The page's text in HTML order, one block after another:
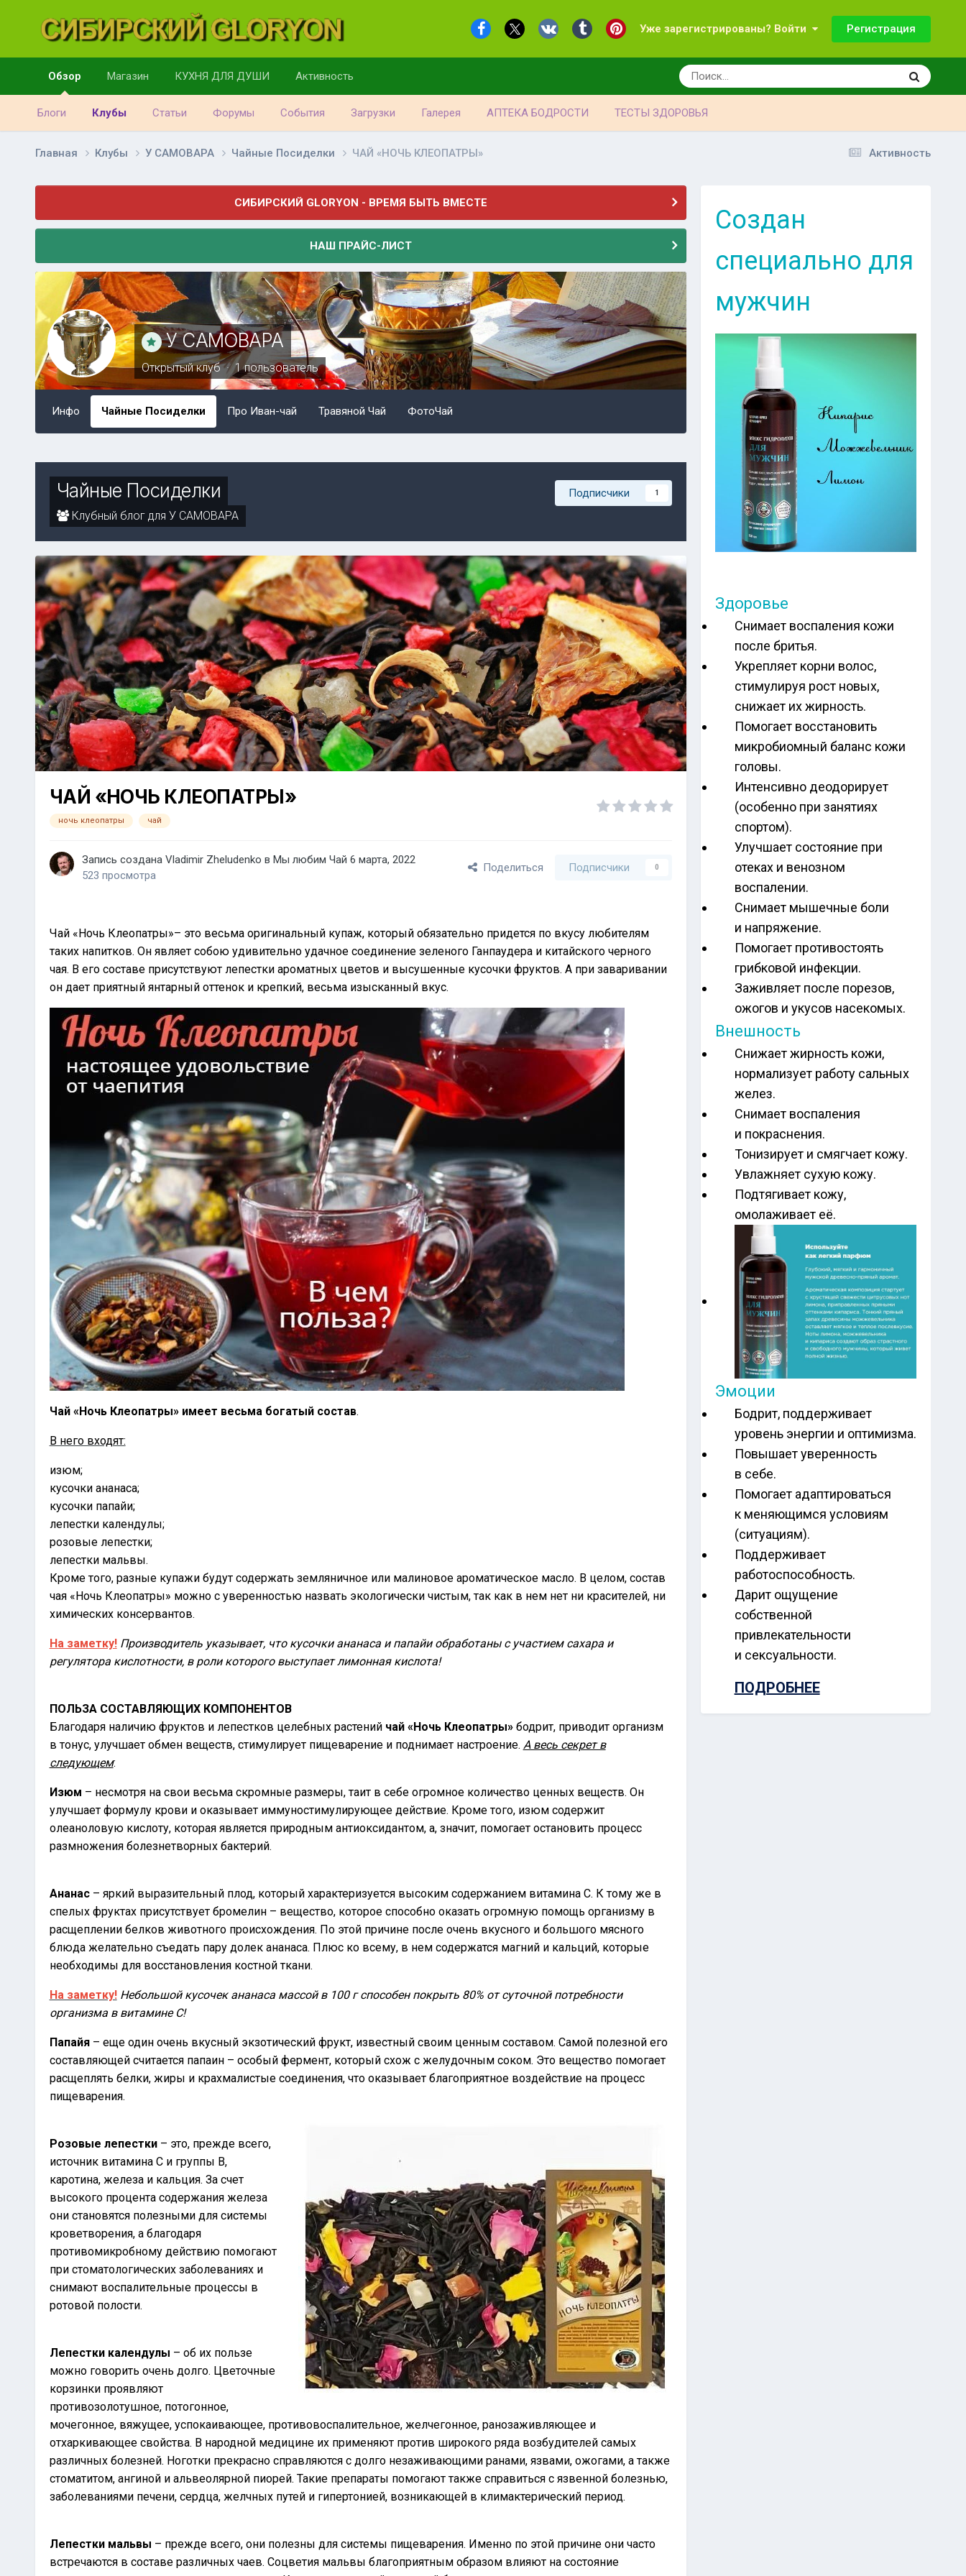
Уже зарегистрированы? Войти Регистрация
Обзор
Блоги Клубы Статьи Форумы События Загрузки Галерея АПТЕКА БОДРОСТИ ТЕСТЫ ЗДОРОВЬЯ
Магазин КУХНЯ ДЛЯ ДУШИ Активность
Активность
Главная Клубы У САМОВАРА Чайные Посиделки ЧАЙ «НОЧЬ КЛЕОПАТРЫ»
СИБИРСКИЙ GLORYON - ВРЕМЯ БЫТЬ ВМЕСТЕ
НАШ ПРАЙС-ЛИСТ
У САМОВАРА
Открытый клуб · 1 пользователь
Инфо Чайные Посиделки Про Иван-чай Травяной Чай ФотоЧай
Подписчики 1
Чайные Посиделки
Клубный блог для У САМОВАРА
ЧАЙ «НОЧЬ КЛЕОПАТРЫ»
ночь клеопатры чай
Запись создана Vladimir Zheludenko в Мы любим Чай 6 марта, 2022
523 просмотра
Поделиться Подписчики 0
Чай «Ночь Клеопатры»– это весьма оригинальный купаж, который обязательно придется по вкусу любителям
таких напитков. Он являет собою удивительно удачное соединение зеленого Ганпаудера и китайского черного
чая. В его составе присутствуют лепестки ароматных цветов и высушенные кусочки фруктов. А при заваривании
он дает приятный янтарный оттенок и крепкий, весьма изысканный вкус.
Чай «Ночь Клеопатры» имеет весьма богатый состав.
В него входят:
изюм;
кусочки ананаса;
кусочки папайи;
лепестки календулы;
розовые лепестки;
лепестки мальвы.
Кроме того, разные купажи будут содержать земляничное или малиновое ароматическое масло. В целом, состав
чая «Ночь Клеопатры» можно с уверенностью назвать экологически чистым, так как в нем нет ни красителей, ни
химических консервантов.
На заметку! Производитель указывает, что кусочки ананаса и папайи обработаны с участием сахара и
регулятора кислотности, в роли которого выступает лимонная кислота!
ПОЛЬЗА СОСТАВЛЯЮЩИХ КОМПОНЕНТОВ
Благодаря наличию фруктов и лепестков целебных растений чай «Ночь Клеопатры» бодрит, приводит организм
в тонус, улучшает обмен веществ, стимулирует пищеварение и поднимает настроение. А весь секрет в
следующем:
Изюм – несмотря на свои весьма скромные размеры, таит в себе огромное количество ценных веществ. Он
улучшает формулу крови и оказывает иммуностимулирующее действие. Кроме того, изюм содержит
олеаноловую кислоту, которая является природным антиоксидантом, а, значит, помогает остановить процесс
размножения болезнетворных бактерий.
Ананас– яркий выразительный плод, который характеризуется высоким содержанием витамина С. К тому же в
спелых фруктах присутствует бромелин – вещество, которое способно оказать огромную помощь организму в
расщеплении белков животного происхождения. По этой причине после очень вкусного и большого мясного
блюда желательно съедать пару долек ананаса. Плюс ко всему, в нем содержатся магний и кальций, которые
необходимы для восстановления костной ткани.
На заметку! Небольшой кусочек ананаса массой в 100 г способен покрыть 80% от суточной потребности
организма в витамине С!
Папайя– еще один очень вкусный экзотический фрукт, известный своим ценным составом. Самой полезной его
составляющей считается папаин – особый фермент, который схож с желудочным соком. Это вещество помогает
расщеплять белки, жиры и крахмалистые соединения, что оказывает благоприятное воздействие на процесс
пищеварения.
Розовые лепестки– это, прежде всего,
источник витамина С и группы В,
каротина, железа и кальция. За счет
высокого процента содержания железа
они становятся полезными для системы
кроветворения, а благодаря
противомикробному действию помогают
при стоматологических заболеваниях и
снимают воспалительные процессы в
ротовой полости.
Лепестки календулы – об их пользе
можно говорить очень долго. Цветочные
корзинки проявляют
противозолотушное, потогонное,
мочегонное, вяжущее, успокаивающее, противовоспалительное, желчегонное, ранозаживляющее и
отхаркивающее свойства. В народной медицине их применяют против широкого ряда возбудителей самых
различных болезней. Ноготки прекрасно справляются с долго незаживающими ранами, язвами, ожогами, а также
стоматитом, ангиной и альвеолярной пиорей. Такие препараты помогают также справиться с язвенной болезнью,
заболеваниями печени, сердца, желчных путей и гипертонией, возникающей в климактерический период.
Лепестки мальвы – прежде всего, они полезны для системы пищеварения. Именно по этой причине они часто
встречаются в составе различных чаев. Соцветия мальвы благоприятным образом влияют на состояние
Создан
специально для
мужчин
Здоровье
Снимает воспаления кожи
после бритья.
Укрепляет корни волос,
стимулируя рост новых,
снижает их жирность.
Помогает восстановить
микробиомный баланс кожи
головы.
Интенсивно деодорирует
(особенно при занятиях
спортом).
Улучшает состояние при
отеках и венозном
воспалении.
Снимает мышечные боли
и напряжение.
Помогает противостоять
грибковой инфекции.
Заживляет после порезов,
ожогов и укусов насекомых.
Внешность
Снижает жирность кожи,
нормализует работу сальных
желез.
Снимает воспаления
и покраснения.
Тонизирует и смягчает кожу.
Увлажняет сухую кожу.
Подтягивает кожу,
омолаживает её.
Эмоции
Бодрит, поддерживает
уровень энергии и оптимизма.
Повышает уверенность
в себе.
Помогает адаптироваться
к меняющимся условиям
(ситуациям).
Поддерживает
работоспособность.
Дарит ощущение
собственной
привлекательности
и сексуальности.
ПОДРОБНЕЕ